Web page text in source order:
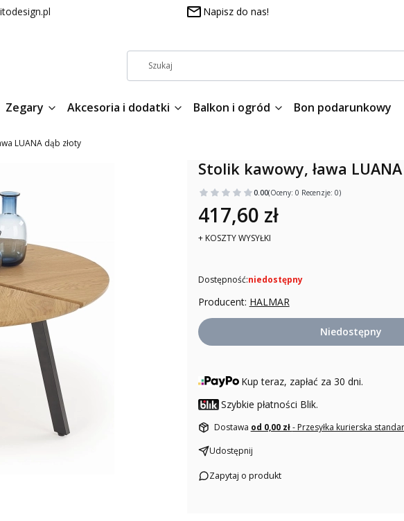
Napisz do nas!
Zegary Akcesoria i dodatki Balkon i ogród Bon podarunkowy
LUANA dąb złoty
Stolik kawowy, ława
0.00(Oceny: 0 Recenzje: 0)
417,60 zł
+ KOSZTY WYSYŁKI
Dostępność:niedostępny
Producent: HALMAR
Niedostępny
Kup teraz, zapłać za 30 dni.
Szybkie płatności Blik.
Dostawa od 0,00 zł- Przesyłka kurierska
Udostępnij
Zapytaj o produkt